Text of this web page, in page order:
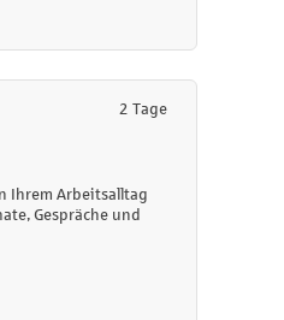
2 Tage
Ihrem Arbeitsalltag
Gespräche und